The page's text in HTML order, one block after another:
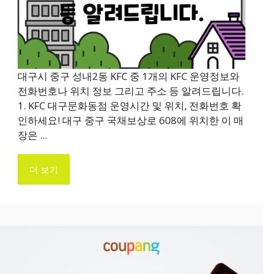
대구시 중구 성내2동 KFC 중 1개의 KFC 운영정보와
전화번호나 위치 정보 그리고 주소 등 알려드립니다.
1. KFC 대구문화동점 운영시간 및 위치, 전화번호 확
인하세요! 대구 중구 국채보상로 608에 위치한 이 매
장은 ...
더 보기